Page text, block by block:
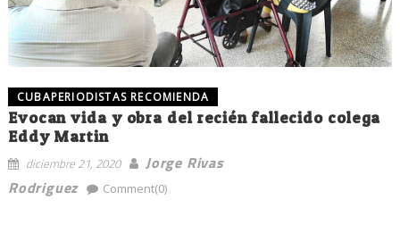
CUBAPERIODISTAS RECOMIENDA
Evocan vida y obra del recién fallecido colega
Eddy Martin
diciembre 21, 2020
Jorge Rivas
Rodriguez
Comment(0)